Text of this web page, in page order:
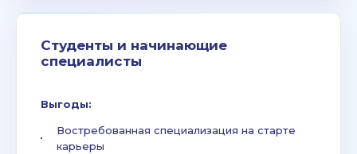
Студенты и начинающие
специалисты
Выгоды:
Востребованная специализация на старте
карьеры